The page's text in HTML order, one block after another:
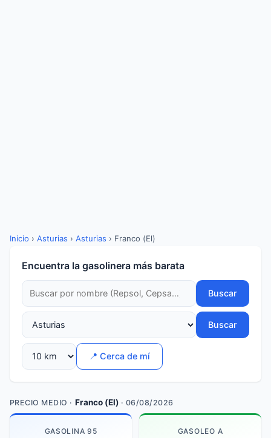
Inicio › Asturias › Asturias › Franco (El)
Encuentra la gasolinera más barata
Buscar
Buscar
📍 Cerca de mí
PRECIO MEDIO · Franco (El) · 06/08/2026
GASOLINA 95 GASOLEO A